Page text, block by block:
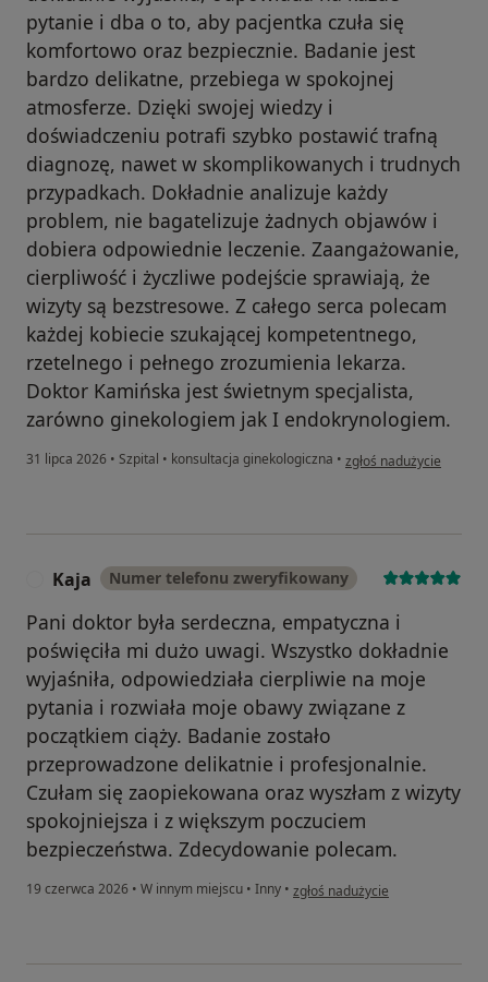
pytanie i dba o to, aby pacjentka czuła się
komfortowo oraz bezpiecznie. Badanie jest
bardzo delikatne, przebiega w spokojnej
atmosferze. Dzięki swojej wiedzy i
doświadczeniu potrafi szybko postawić trafną
diagnozę, nawet w skomplikowanych i trudnych
przypadkach. Dokładnie analizuje każdy
problem, nie bagatelizuje żadnych objawów i
dobiera odpowiednie leczenie. Zaangażowanie,
cierpliwość i życzliwe podejście sprawiają, że
wizyty są bezstresowe. Z całego serca polecam
każdej kobiecie szukającej kompetentnego,
rzetelnego i pełnego zrozumienia lekarza.
Doktor Kamińska jest świetnym specjalista,
zarówno ginekologiem jak I endokrynologiem.
31 lipca 2026 • Szpital • konsultacja ginekologiczna • w opinii użytkownika
zgłoś nadużycie
Kaja Numer telefonu zweryfikowany
Pani doktor była serdeczna, empatyczna i
poświęciła mi dużo uwagi. Wszystko dokładnie
wyjaśniła, odpowiedziała cierpliwie na moje
pytania i rozwiała moje obawy związane z
początkiem ciąży. Badanie zostało
przeprowadzone delikatnie i profesjonalnie.
Czułam się zaopiekowana oraz wyszłam z wizyty
spokojniejsza i z większym poczuciem
bezpieczeństwa. Zdecydowanie polecam.
19 czerwca 2026 • W innym miejscu • Inny • w opinii użytkownika Kaja
zgłoś nadużycie